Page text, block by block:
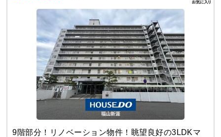
9階部分！リノベーション物件！眺望良好の3LDKマ